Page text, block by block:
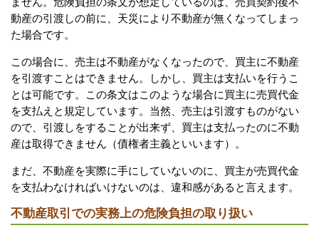
ません。危険負担の条文が想定しているのは、売買契約後不
動産の引渡しの前に、天災により不動産が無くなってしまっ
た場合です。
この場合に、売主は不動産がなくなったので、買主に不動産
を引渡すことはできません。しかし、買主は支払いを行うこ
とは可能です。この条文はこのような場合に買主に売買代金
を支払えと規定しています。当然、売主は引渡すものがない
ので、引渡しをすることが出来ず、買主は支払ったのに不動
産は取得できません（債権者主義といいます）。
まだ、不動産を実際に手にしていないのに、買主が売買代金
を支払わなければいけないのは、違和感があると言えます。
不動産取引での実務上の危険負担の取り扱い